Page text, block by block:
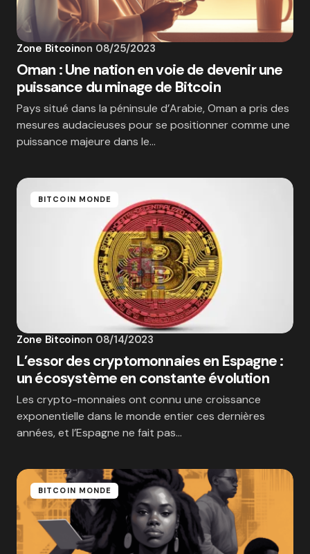
Zone Bitcoinon 08/25/2023
Oman : Une nation en voie de devenir une
puissance du minage de Bitcoin
Pays situé dans la péninsule d’Arabie, Oman a pris des
mesures audacieuses pour se positionner comme une
puissance majeure dans le…
BITCOIN MONDE
Zone Bitcoinon 08/14/2023
L’essor des cryptomonnaies en Espagne :
un écosystème en constante évolution
‍Les crypto-monnaies ont connu une croissance
exponentielle dans le monde entier ces dernières
années, et l’Espagne ne fait pas…
BITCOIN MONDE